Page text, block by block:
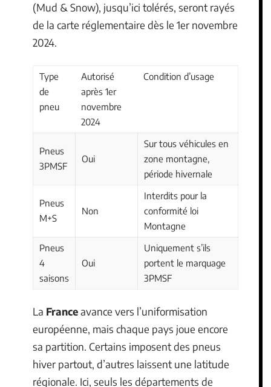
(Mud & Snow), jusqu’ici tolérés, seront rayés
de la carte réglementaire dès le 1er novembre
2024.
Type
de
pneu
Autorisé
après 1er
novembre
2024
Condition d’usage
Pneus
3PMSF
Oui
Sur tous véhicules en
zone montagne,
période hivernale
Pneus
M+S
Non
Interdits pour la
conformité loi
Montagne
Pneus
4
saisons
Oui
Uniquement s’ils
portent le marquage
3PMSF
La Franceavance vers l’uniformisation
européenne, mais chaque pays joue encore
sa partition. Certains imposent des pneus
hiver partout, d’autres laissent une latitude
régionale. Ici, seuls les départements de